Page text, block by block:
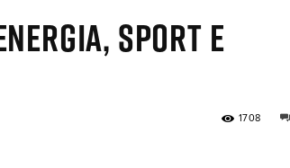
Trained
SPORT E
1708